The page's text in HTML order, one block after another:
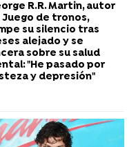
R.R. Martin, autor
Juego de tronos,
su silencio tras
alejado y se
sobre su salud
"He pasado por
y depresión"